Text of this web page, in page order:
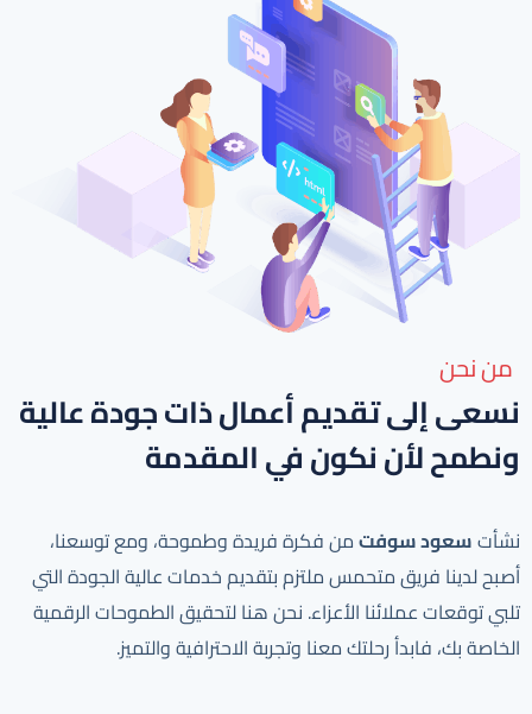
من نحن
نسعى إلى تقديم أعمال ذات جودة عالية
ونطمح لأن نكون في المقدمة
نشأتسعود سوفتمن فكرة فريدة وطموحة، ومع توسعنا،
أصبح لدينا فريق متحمس ملتزم بتقديم خدمات عالية الجودة التي
تلبي توقعات عملائنا الأعزاء. نحن هنا لتحقيق الطموحات الرقمية
الخاصة بك، فابدأ رحلتك معنا وتجربة الاحترافية والتميز.